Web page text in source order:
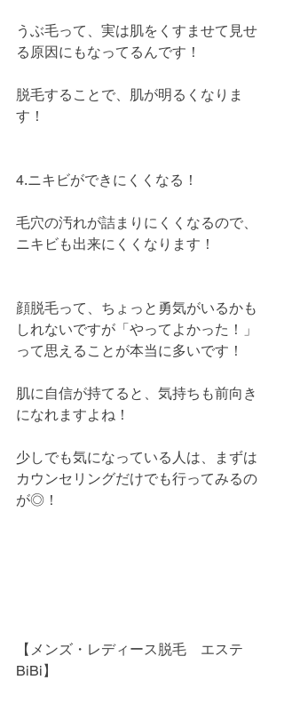
うぶ毛って、実は肌をくすませて見せ
る原因にもなってるんです！
脱毛することで、肌が明るくなりま
す！
4.ニキビができにくくなる！
毛穴の汚れが詰まりにくくなるので、
ニキビも出来にくくなります！
顔脱毛って、ちょっと勇気がいるかも
しれないですが「やってよかった！」
って思えることが本当に多いです！
肌に自信が持てると、気持ちも前向き
になれますよね！
少しでも気になっている人は、まずは
カウンセリングだけでも行ってみるの
が◎！
【メンズ・レディース脱毛　エステ
BiBi】